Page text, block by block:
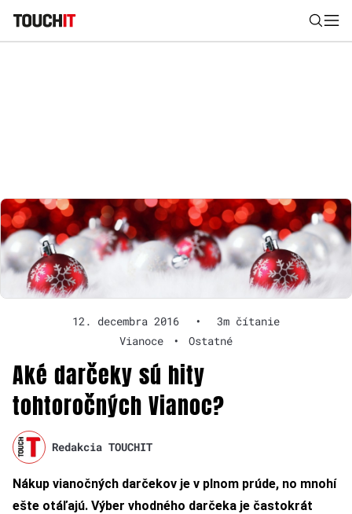
Zadajte frázu pre vyhľadanie
12. decembra 2016 •
3m čítanie
Vianoce
• Ostatné
Aké darčeky sú hity
tohtoročných Vianoc?
Redakcia TOUCHIT
Nákup vianočných darčekov je v plnom prúde, no mnohí
ešte otáľajú. Výber vhodného darčeka je častokrát